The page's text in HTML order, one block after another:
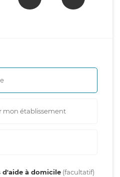
mon établissement
d'aide à domicile